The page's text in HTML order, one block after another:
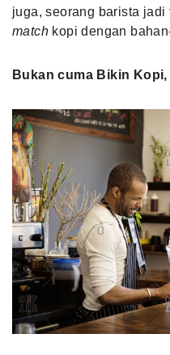
juga, seorang barista jadi
match kopi dengan
Bukan cuma Bikin